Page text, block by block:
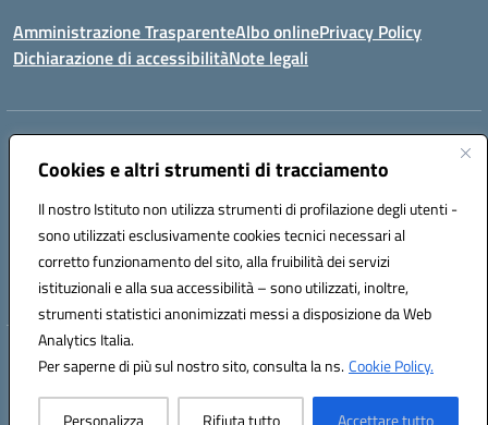
Cookies e altri strumenti di tracciamento
Il nostro Istituto non utilizza strumenti di profilazione degli utenti -
sono utilizzati esclusivamente cookies tecnici necessari al
corretto funzionamento del sito, alla fruibilità dei servizi
istituzionali e alla sua accessibilità – sono utilizzati, inoltre,
strumenti statistici anonimizzati messi a disposizione da Web
Analytics Italia.
Per saperne di più sul nostro sito, consulta la ns.Cookie Policy.
Personalizza Rifiuta tutto Accettare tutto
Amministrazione TrasparenteAlbo onlinePrivacy Policy
Dichiarazione di accessibilitàNote legali
Centralino:
Posta elettronica certificata (PEC):tpis02200a@pec.istruzione.it
Codice fiscale: 93066580817
Codice meccanografico:TPIS02200A
VIA CESARÒ, 36 - 91016 ERICE - CASA SANTA (TP)
Telefono: 0923569559
Hosting & Powered by 3D Solution S.r.l.
Concept & Design by Designers Italia